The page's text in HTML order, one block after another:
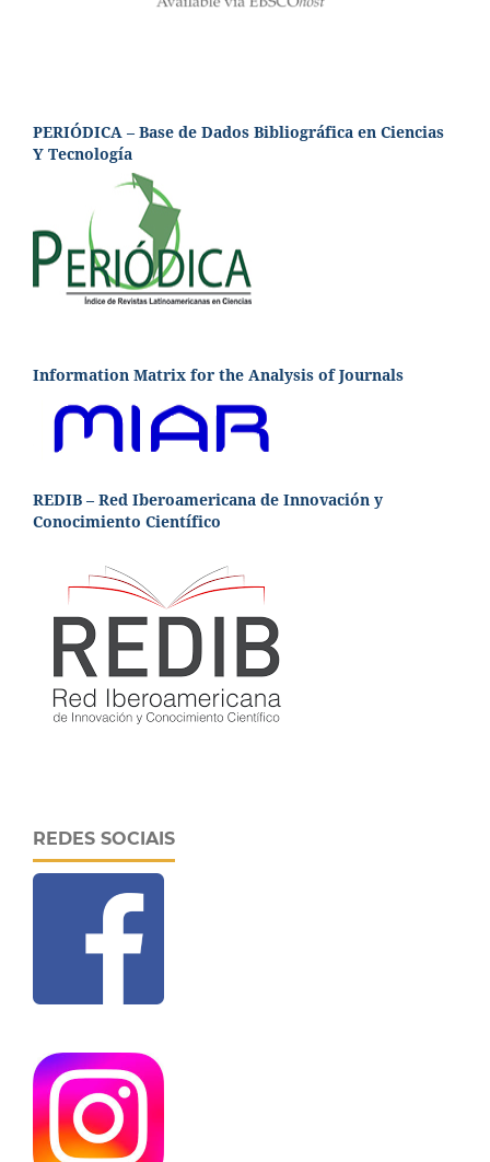
PERIÓDICA – Base de Dados Bibliográfica en Ciencias
Y Tecnología
Information Matrix for the Analysis of Journals
REDIB – Red Iberoamericana de Innovación y
Conocimiento Científico
REDES SOCIAIS